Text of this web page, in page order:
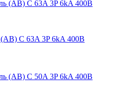
C 63A 3P 6kA 400В